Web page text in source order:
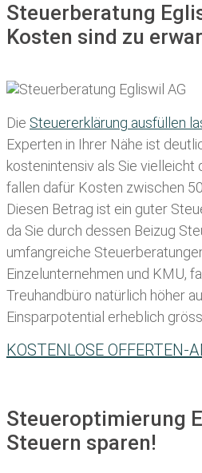
Steuerberatung
Kosten sind zu
Die Steuererklärung ausfüllen
Experten in Ihrer Nähe ist
kostenintensiv als Sie vielleicht
fallen dafür Kosten zwischen
Diesen Betrag ist ein guter
da Sie durch dessen Beizug
umfangreiche
Einzelunternehmen und KMU,
Treuhandbüro natürlich höher
Einsparpotential erheblich
KOSTENLOSE OFFERTEN-
Steueroptimierung
Steuern sparen!